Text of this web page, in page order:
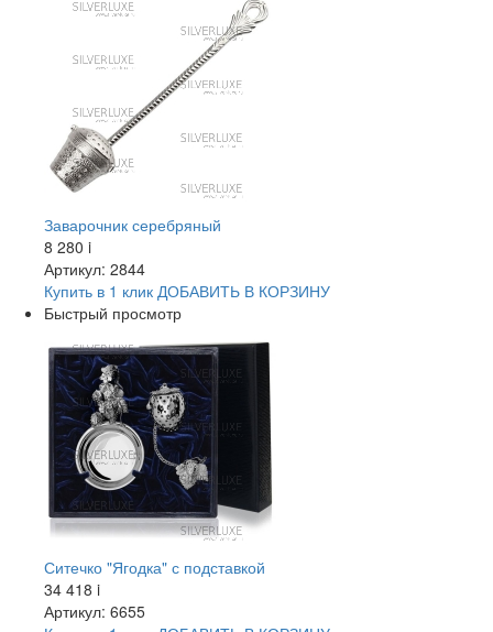
Заварочник серебряный
8 280 i
Артикул: 2844
Купить в 1 клик ДОБАВИТЬ В КОРЗИНУ
Быстрый просмотр
Ситечко "Ягодка" с подставкой
34 418 i
Артикул: 6655